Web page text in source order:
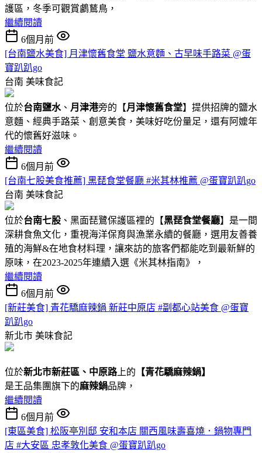
護區，冬季可觀賞鸕鶿鳥，
繼續閱讀
6個月前
[台南鹽水美食] 月津懷舊食堂 鹽水意麵、古早味手路菜 @蛋
寶趴趴go
台南 美味食記
位於台南鹽水、 月津港旁的【月津懷舊食堂】提供招牌的鹽水
意麵、經典手路菜、創意美食，美味好吃份量足，還有阿嬤年
代的懷舊好滋味。
繼續閱讀
6個月前
[台南七股美食推薦] 黑琵食堂餐廳 #米其林推薦 @蛋寶趴趴go
台南 美味食記
位於台南七股 、黑面琵鷺保護區裡的【黑琵食堂餐廳】是一間
深耕食魚文化，重視海洋保育與漁業永續的餐廳，選用友善養
殖的海鮮&在地食材料理，讓來訪的旅客們都能吃到最新鮮的
原味，在2023-2025年連續入選《米其林指南》，
繼續閱讀
6個月前
[新莊美食] 青花驕麻辣鍋 新莊中原店 #副都心站美食 @蛋寶
趴趴go
新北市 美味食記
位於新北市新莊區、中原路上的 【青花驕麻辣鍋】
是王品集團旗下的麻辣鍋品牌，
繼續閱讀
6個月前
[東區美食] 松阪亭別邸 安和本店 關西風味壽喜燒．鍋物專門
店 #大安區 忠孝敦化美食 @蛋寶趴趴go